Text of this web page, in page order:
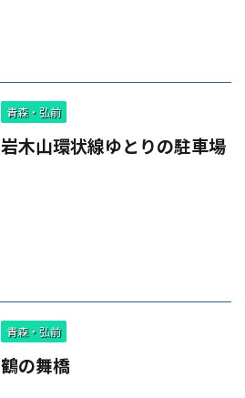
青森・弘前
岩木山環状線ゆとりの駐車場
青森・弘前
鶴の舞橋